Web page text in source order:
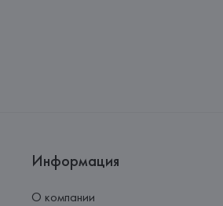
Информация
О компании